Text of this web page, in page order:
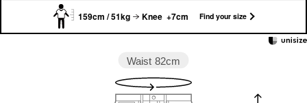
159cm / 51kg Knee +7cm Find your size
Waist 82cm